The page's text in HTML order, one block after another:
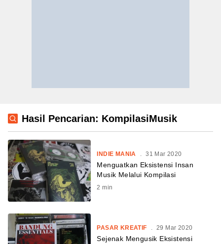
Hasil Pencarian: KompilasiMusik
INDIE MANIA . 31 Mar 2020
Menguatkan Eksistensi Insan
Musik Melalui Kompilasi
2 min
PASAR KREATIF . 29 Mar 2020
Sejenak Mengusik Eksistensi